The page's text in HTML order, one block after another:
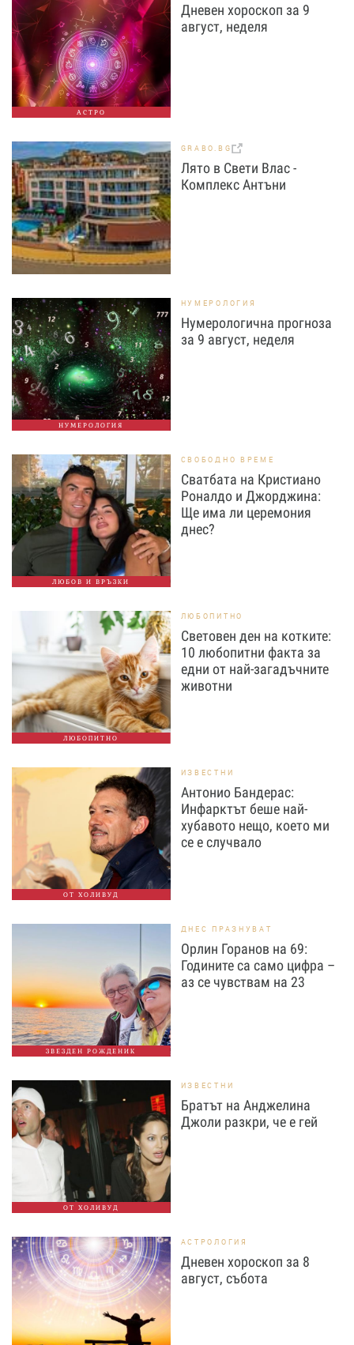
АСТРО
Дневен хороскоп за 9
август, неделя
GRABO.BG
Лято в Свети Влас -
Комплекс Антъни
НУМЕРОЛОГИЯ
НУМЕРОЛОГИЯ
Нумерологична прогноза
за 9 август, неделя
ЛЮБОВ И ВРЪЗКИ
СВОБОДНО ВРЕМЕ
Сватбата на Кристиано
Роналдо и Джорджина:
Ще има ли церемония
днес?
ЛЮБОПИТНО
ЛЮБОПИТНО
Световен ден на котките:
10 любопитни факта за
едни от най-загадъчните
животни
ОТ ХОЛИВУД
ИЗВЕСТНИ
Антонио Бандерас:
Инфарктът беше най-
хубавото нещо, което ми
се е случвало
ЗВЕЗДЕН РОЖДЕНИК
ДНЕС ПРАЗНУВАТ
Орлин Горанов на 69:
Годините са само цифра –
аз се чувствам на 23
ОТ ХОЛИВУД
ИЗВЕСТНИ
Братът на Анджелина
Джоли разкри, че е гей
АСТРОЛОГИЯ
Дневен хороскоп за 8
август, събота